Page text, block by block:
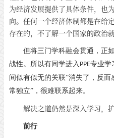
为经济发展提供了具体条件，也
向。任何一个经济体制都是在给
存在的，不了解一个国家的政治
但将三门学科融会贯通，正
战性。所以有同学进入 PPE专业学
间似有似无的关联”消失了，反
常独立”，很难联系起来。
解决之道仍然是深入学习，
前行